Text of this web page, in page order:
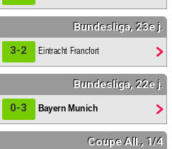
Bundesliga, 23e j.
3-2 Eintracht Francfort
Bundesliga, 22e j.
0-3 Bayern Munich
Coupe All., 1/4